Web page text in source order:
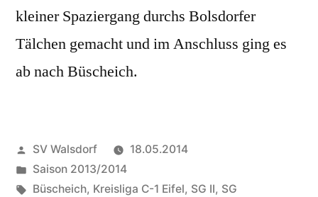
kleiner Spaziergang durchs Bolsdorfer
Tälchen gemacht und im Anschluss ging es
ab nach Büscheich.
Veröffentlicht
von
SV Walsdorf
18.05.2014
Veröffentlicht
in
Saison 2013/2014
Schlagwörter:
Büscheich, Kreisliga C-1 Eifel, SG II, SG